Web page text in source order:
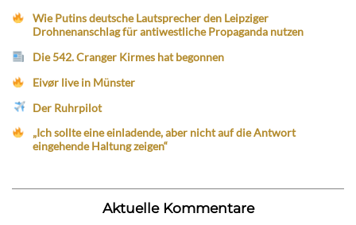
Wie Putins deutsche Lautsprecher den Leipziger
Drohnenanschlag für antiwestliche Propaganda nutzen
Die 542. Cranger Kirmes hat begonnen
Eivør live in Münster
Der Ruhrpilot
„Ich sollte eine einladende, aber nicht auf die Antwort
eingehende Haltung zeigen“
Aktuelle Kommentare